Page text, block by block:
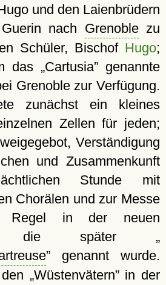
und den Laienbrüdern
nach Grenoblezu
Schüler, Bischof Hugo;
das
Cartusia genannte
Grenoble zur Verfügung.
zunächst ein kleines
Zellen für jeden;
Verständigung
und Zusammenkunft
Stunde mit
Chorälen und zur Messe
Regel in der neuen
die später
genannt wurde.
Wüstenvätern in der